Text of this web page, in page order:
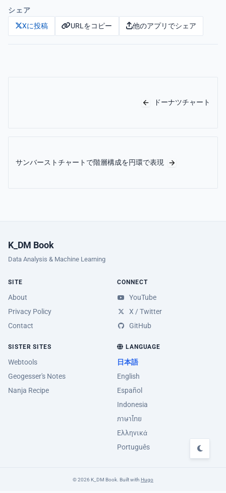
シェア
Xに投稿
URLをコピー 他のアプリでシェア
ドーナツチャート
サンバーストチャートで階層構成を円環で表現
K_DM Book
Data Analysis & Machine Learning
SITE
About
Privacy Policy
Contact
CONNECT
YouTube
X / Twitter
GitHub
SISTER SITES
Webtools
Geogesser's Notes
Nanja Recipe
LANGUAGE
日本語
English
Español
Indonesia
ภาษาไทย
Ελληνικά
Português
© 2026 K_DM Book. Built with Hugo